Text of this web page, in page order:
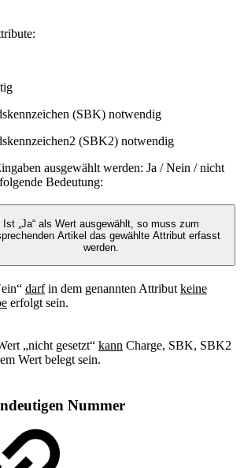
(SBK) notwendig
(SBK2) notwendig
ausgewählt werden: Ja / Nein / nicht
Bedeutung:
Ist „Ja“ als Wert ausgewählt, so muss zum
Artikel das gewählte Attribut erfasst
werden.
darfin dem genannten Attributkeine
erfolgt sein.
„nicht gesetzt“ kann Charge, SBK, SBK2
Wert belegt sein.
Nummer